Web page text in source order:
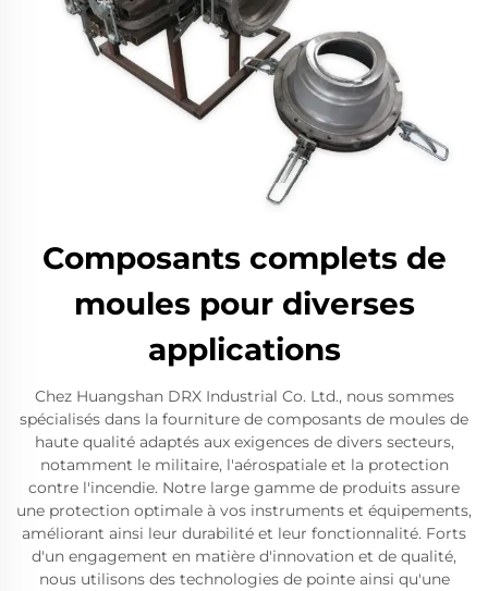
Composants complets de
moules pour diverses
applications
Chez Huangshan DRX Industrial Co. Ltd., nous sommes
spécialisés dans la fourniture de composants de moules de
haute qualité adaptés aux exigences de divers secteurs,
notamment le militaire, l'aérospatiale et la protection
contre l'incendie. Notre large gamme de produits assure
une protection optimale à vos instruments et équipements,
améliorant ainsi leur durabilité et leur fonctionnalité. Forts
d'un engagement en matière d'innovation et de qualité,
nous utilisons des technologies de pointe ainsi qu'une